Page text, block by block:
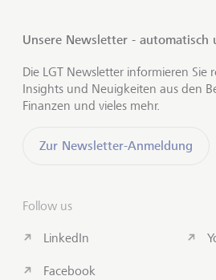
Unsere Newsletter - automatisch
Die LGT Newsletter informieren Sie
Insights und Neuigkeiten aus den
Finanzen und vieles mehr.
Zur Newsletter-Anmeldung
Follow us
LinkedIn
Facebook